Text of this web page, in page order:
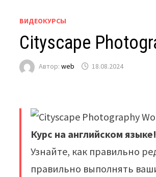
ВИДЕОКУРСЫ
Cityscape
Автор:web 18.08.2024
Курс на английском языке!
Узнайте, как правильно
правильно выполнять